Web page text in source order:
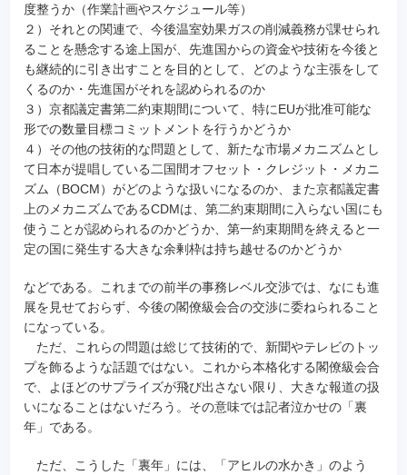
度整うか（作業計画やスケジュール等）
２）それとの関連で、今後温室効果ガスの削減義務が課せられ
ることを懸念する途上国が、先進国からの資金や技術を今後と
も継続的に引き出すことを目的として、どのような主張をして
くるのか・先進国がそれを認められるのか
３）京都議定書第二約束期間について、特にEUが批准可能な
形での数量目標コミットメントを行うかどうか
４）その他の技術的な問題として、新たな市場メカニズムとし
て日本が提唱している二国間オフセット・クレジット・メカニ
ズム（BOCM）がどのような扱いになるのか、また京都議定書
上のメカニズムであるCDMは、第二約束期間に入らない国にも
使うことが認められるのかどうか、第一約束期間を終えると一
定の国に発生する大きな余剰枠は持ち越せるのかどうか
などである。これまでの前半の事務レベル交渉では、なにも進
展を見せておらず、今後の閣僚級会合の交渉に委ねられること
になっている。
ただ、これらの問題は総じて技術的で、新聞やテレビのトッ
プを飾るような話題ではない。これから本格化する閣僚級会合
で、よほどのサプライズが飛び出さない限り、大きな報道の扱
いになることはないだろう。その意味では記者泣かせの「裏
年」である。
ただ、こうした「裏年」には、「アヒルの水かき」のよう